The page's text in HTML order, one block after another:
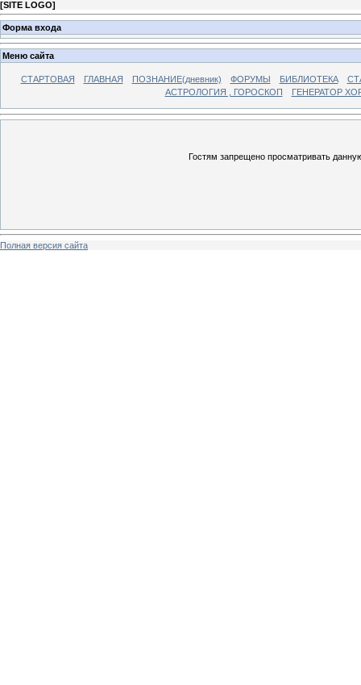
[SITE LOGO]
Форма входа
Меню сайта
СТАРТОВАЯ ГЛАВНАЯ ПОЗНАНИЕ(дневник) ФОРУМЫ БИБЛИОТЕКА
АСТРОЛОГИЯ , ГОРОСКОП
ГЕНЕРАТОР
Гостям запрещено просматривать
Полная версия сайта